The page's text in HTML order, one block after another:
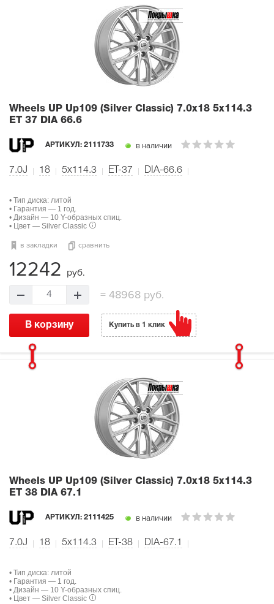
Wheels UP Up109 (Silver Classic) 7.0x18 5x114.3
ET 37 DIA 66.6
АРТИКУЛ: 2111733 в наличии
7.0J 18 5x114.3 ET-37 DIA-66.6
• Тип диска: литой
• Гарантия — 1 год.
• Дизайн — 10 Y-образных спиц.
• Цвет — Silver Classic
в закладки сравнить
12242 руб.
4 =48968 руб.
В корзину Купить в 1 клик
Wheels UP Up109 (Silver Classic) 7.0x18 5x114.3
ET 38 DIA 67.1
АРТИКУЛ: 2111425 в наличии
7.0J 18 5x114.3 ET-38 DIA-67.1
• Тип диска: литой
• Гарантия — 1 год.
• Дизайн — 10 Y-образных спиц.
• Цвет — Silver Classic